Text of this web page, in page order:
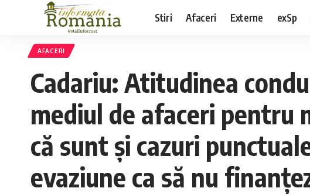
Stiri Afaceri Externe exSp
AFACERI
Cadariu: Atitudinea
mediul de afaceri pentru
că sunt şi cazuri
evaziune ca să nu